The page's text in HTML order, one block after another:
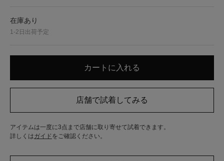
在庫あり
1-2日出荷予定
アイテムは一度に3点まで店舗に取り寄せて試着できます。
詳しくはガイド をご確認ください。